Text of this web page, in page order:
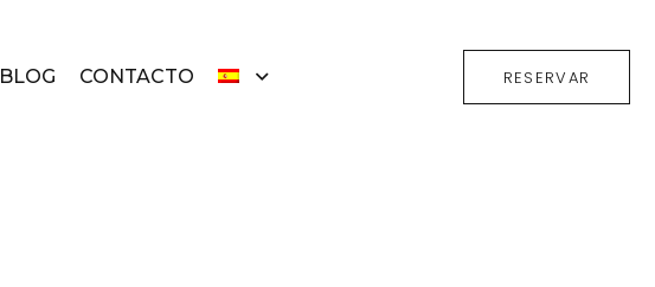
BLOG CONTACTO RESERVAR